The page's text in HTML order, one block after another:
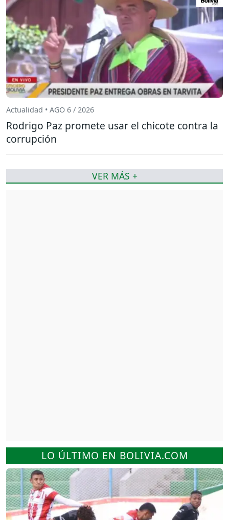
LO ÚLTIMO EN BOLIVIA.COM
Actualidad • AGO 6 / 2026
Rodrigo Paz promete usar el chicote contra la
corrupción
VER MÁS +